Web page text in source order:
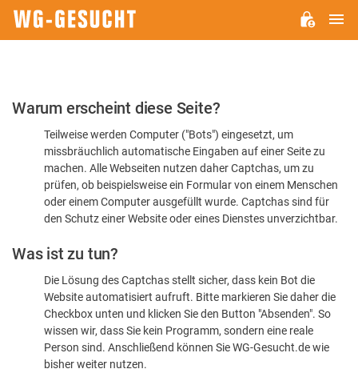
Bitte
dass
sind
Warum erscheint diese Seite?
Teilweise werden Computer ("Bots") eingesetzt, um
missbräuchlich automatische Eingaben auf einer Seite zu
machen. Alle Webseiten nutzen daher Captchas, um zu
prüfen, ob beispielsweise ein Formular von einem Menschen
oder einem Computer ausgefüllt wurde. Captchas sind für
den Schutz einer Website oder eines Dienstes unverzichtbar.
Was ist zu tun?
Die Lösung des Captchas stellt sicher, dass kein Bot die
Website automatisiert aufruft. Bitte markieren Sie daher die
Checkbox unten und klicken Sie den Button "Absenden". So
wissen wir, dass Sie kein Programm, sondern eine reale
Person sind. Anschließend können Sie WG-Gesucht.de wie
bisher weiter nutzen.